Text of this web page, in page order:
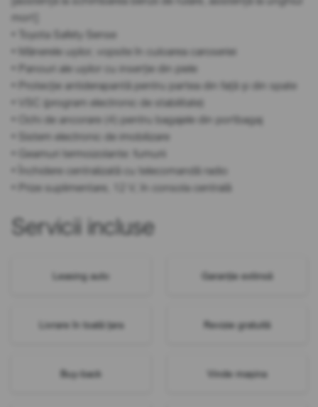
mort]
• Toyota Safety Sense
• Mânerele ușilor, vopsite în culoarea caroseriei
• Panouri ale ușilor cu inserție din piele
• Protecție antiderapantă pentru partea din față și din spate
• VSC (program electronic de stabilitate)
• Ochi de ancorare (4) pentru bagajele din portbagaj
• Sistem electronic de imobilizare
• Geamuri termoizolante: fumurii
• Închidere centralizată cu telecomandă radio
• Prize suplimentare, 12 V, în consola centrală
Servicii incluse
Leasing auto Garanție extinsă
Livrare în toată țara Revizie gratuită
Buy-back Vinde mașina